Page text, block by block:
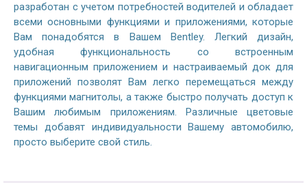
разработан с учетом потребностей водителей и обладает
всеми основными функциями и приложениями, которые
Вам понадобятся в Вашем Bentley. Легкий дизайн,
удобная функциональность со встроенным
навигационным приложением и настраиваемый док для
приложений позволят Вам легко перемещаться между
функциями магнитолы, а также быстро получать доступ к
Вашим любимым приложениям. Различные цветовые
темы добавят индивидуальности Вашему автомобилю,
просто выберите свой стиль.